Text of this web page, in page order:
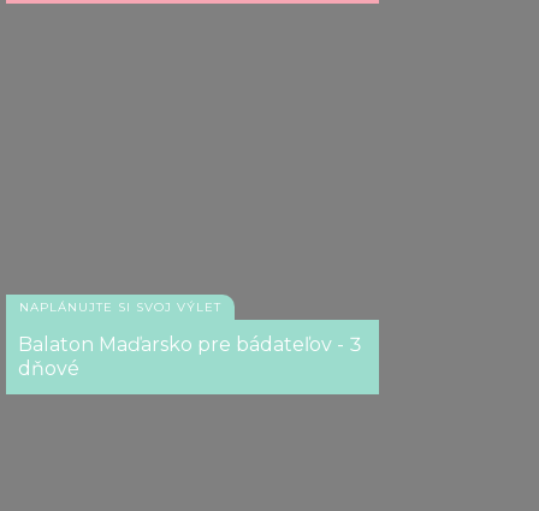
NAPLÁNUJTE SI SVOJ VÝLET
Balaton Maďarsko pre bádateľov - 3
dňové